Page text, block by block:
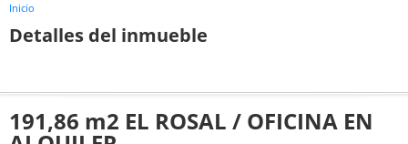
Inicio
Detalles del inmueble
191,86 m2 EL ROSAL / OFICINA EN